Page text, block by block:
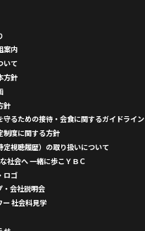
案内
いて
方針
針
守るための接待・会食に関するガイドライン
制度に関する方針
定視聴履歴）の取り扱いについて
社会へ 一緒に歩こＹＢＣ
ロゴ
・会社説明会
ー 社会科見学